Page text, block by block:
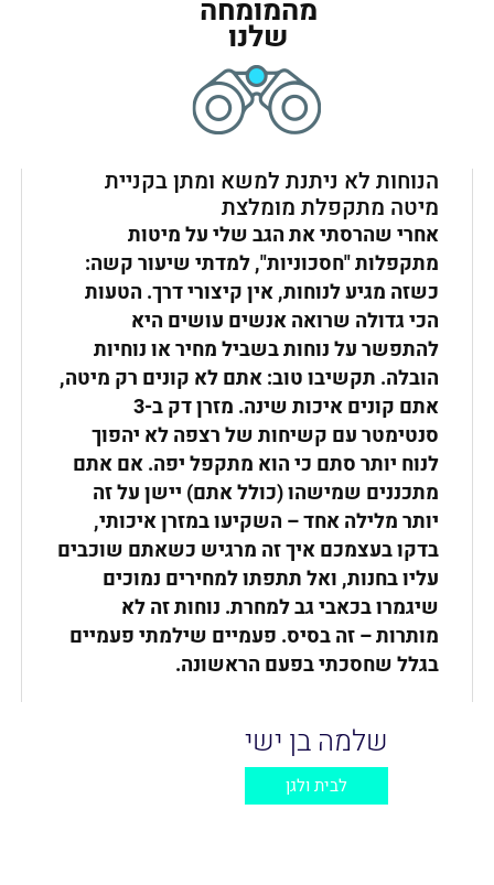
מהמומחה
שלנו
הנוחות לא ניתנת למשא ומתן בקניית
מיטה מתקפלת מומלצת
אחרי שהרסתי את הגב שלי על מיטות
מתקפלות "חסכוניות", למדתי שיעור קשה:
כשזה מגיע לנוחות, אין קיצורי דרך. הטעות
הכי גדולה שרואה אנשים עושים היא
להתפשר על נוחות בשביל מחיר או נוחיות
הובלה. תקשיבו טוב: אתם לא קונים רק מיטה,
אתם קונים איכות שינה. מזרן דק ב-3
סנטימטר עם קשיחות של רצפה לא יהפוך
לנוח יותר סתם כי הוא מתקפל יפה. אם אתם
מתכננים שמישהו (כולל אתם) יישן על זה
יותר מלילה אחד – השקיעו במזרן איכותי,
בדקו בעצמכם איך זה מרגיש כשאתם שוכבים
עליו בחנות, ואל תתפתו למחירים נמוכים
שיגמרו בכאבי גב למחרת. נוחות זה לא
מותרות – זה בסיס. פעמיים שילמתי פעמיים
בגלל שחסכתי בפעם הראשונה.
שלמה בן ישי
לבית ולגן